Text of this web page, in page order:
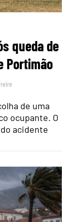
queda de
Portimão
de uma
ocupante. O
acidente